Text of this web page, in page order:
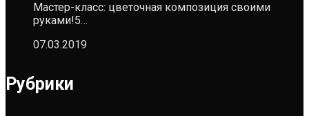
Мастер-класс: цветочная композиция своими
руками!5…
07.03.2019
Рубрики